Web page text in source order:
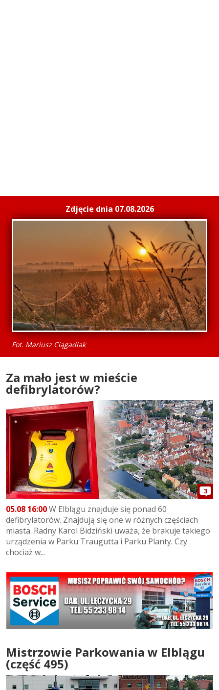
Zdjęcie dnia 07.08.2026
Fot. Mariusz Ciągadlak
Za mało jest w mieście
defibrylatorów?
3
05.08 16:00W Elblągu znajduje się ponad 60
defibrylatorów. Znajdują się one w różnych częściach
miasta. Radny Karol Bidziński uważa, że brakuje takiego
urządzenia w Parku Traugutta i Parku Planty. Czy
chociaż w...
Mistrzowie Parkowania w Elblągu
(część 495)